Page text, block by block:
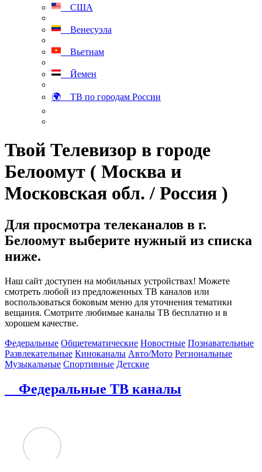
США
Венесуэла
Вьетнам
Йемен
🌍 ТВ по городам России
Твой Телевизор в городе
Белоомут ( Москва и
Московская обл. / Россия )
Для просмотра телеканалов в г.
Белоомут выберите нужный из списка
ниже.
Наш сайт доступен на мобильных устройствах! Можете
смотреть любой из предложенных ТВ каналов или
воспользоваться боковым меню для уточнения тематики
вещания. Смотрите любимые каналы ТВ бесплатно и в
хорошем качестве.
Федеральные Общетематические Новостные Познавательные
Развлекательные Киноканалы Авто/Мото Региональные
Музыкальные Спортивные Детские
Федеральные ТВ каналы